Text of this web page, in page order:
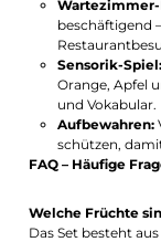
beschäftigend
Sensorik-Spiel:
Orange, Apfel
und Vokabular.
Aufbewahren:
schützen,
FAQ – Häufige
Welche Früchte
Das Set besteht